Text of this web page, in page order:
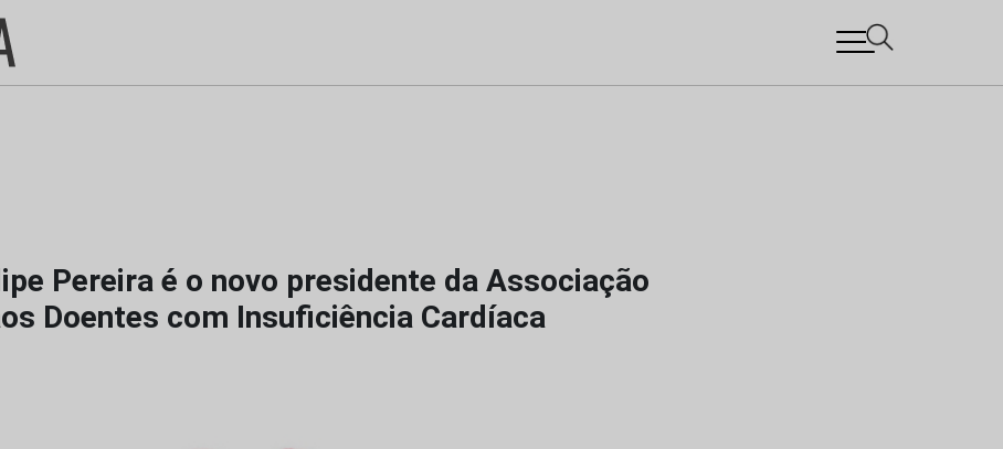
Pereira é o novo presidente da Associação
Doentes com Insuficiência Cardíaca